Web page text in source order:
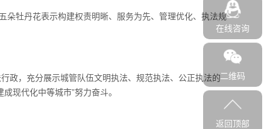
朵牡丹花表示构建权责明晰、服务为先、管理优化、执法规
政，充分展示城管队伍文明执法、规范执法、公正执法的
现代化中等城市”努力奋斗。
在线咨询
二维码
返回顶部